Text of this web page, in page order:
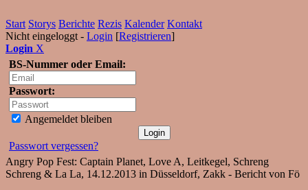
Start Storys Berichte Rezis Kalender Kontakt
Nicht eingeloggt - Login [Registrieren]
Login X
BS-Nummer oder Email:
Passwort:
Angemeldet bleiben
Passwort vergessen?
Angry Pop Fest: Captain Planet, Love A, Leitkegel, Schreng
Schreng & La La, 14.12.2013 in Düsseldorf, Zakk - Bericht von Fö